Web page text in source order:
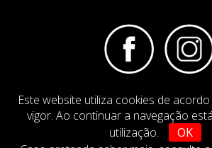
Este website utiliza cookies de
vigor. Ao continuar a navegação
utilização.
OK
Termos e Condições Website Politica
DESIGN BY